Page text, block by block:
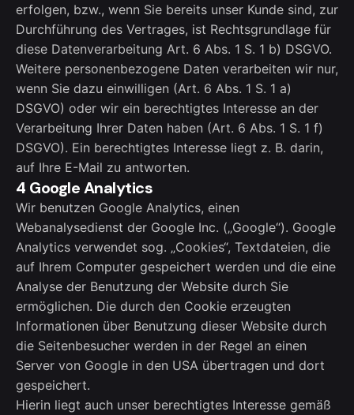
erfolgen, bzw., wenn Sie bereits unser Kunde sind, zur
Durchführung des Vertrages, ist Rechtsgrundlage für
diese Datenverarbeitung Art. 6 Abs. 1 S. 1 b) DSGVO.
Weitere personenbezogene Daten verarbeiten wir nur,
wenn Sie dazu einwilligen (Art. 6 Abs. 1 S. 1 a)
DSGVO) oder wir ein berechtigtes Interesse an der
Verarbeitung Ihrer Daten haben (Art. 6 Abs. 1 S. 1 f)
DSGVO). Ein berechtigtes Interesse liegt z. B. darin,
auf Ihre E-Mail zu antworten.
4 Google Analytics
Wir benutzen Google Analytics, einen
Webanalysedienst der Google Inc. („Google“). Google
Analytics verwendet sog. „Cookies“, Textdateien, die
auf Ihrem Computer gespeichert werden und die eine
Analyse der Benutzung der Website durch Sie
ermöglichen. Die durch den Cookie erzeugten
Informationen über Benutzung dieser Website durch
die Seitenbesucher werden in der Regel an einen
Server von Google in den USA übertragen und dort
gespeichert.
Hierin liegt auch unser berechtigtes Interesse gemäß